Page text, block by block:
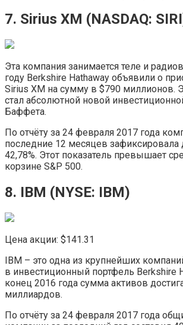
7. Sirius XM (NASDAQ:
Эта компания занимается теле и
году Berkshire Hathaway объявили о
Sirius XM на сумму в $790 миллионов.
стал абсолютной новой
Баффета.
По отчёту за 24 февраля 2017 года
последние 12 месяцев зафиксировала
42,78%. Этот показатель превышает
корзине S&P 500.
8. IBM (NYSE: ​IBM)
Цена акции: $141.31
IBM – это одна из крупнейших
в инвестиционный портфель Berkshire
конец 2016 года сумма активов
миллиардов.
По отчёту за 24 февраля 2017 года